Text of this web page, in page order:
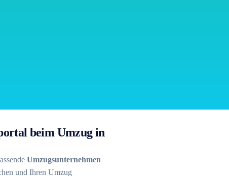
beim Umzug in
Umzugsunternehmen
und Ihren Umzug